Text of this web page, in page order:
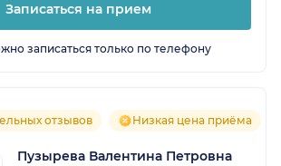
Записаться на прием
записаться только по телефону
отзывов Низкая цена приёма
Пузырева Валентина Петровна